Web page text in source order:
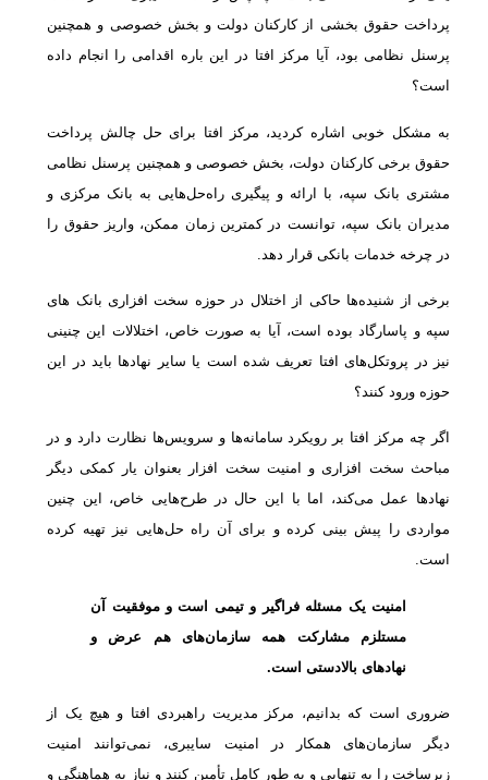
پرداخت حقوق بخشی از کارکنان دولت و بخش خصوصی و همچنین
پرسنل نظامی بود، آیا مرکز افتا در این باره اقدامی را انجام داده
است؟
به مشکل خوبی اشاره کردید، مرکز افتا برای حل چالش پرداخت
حقوق برخی کارکنان دولت، بخش خصوصی و همچنین پرسنل نظامی
مشتری بانک سپه، با ارائه و پیگیری راه‌حل‌هایی به بانک مرکزی و
مدیران بانک سپه، توانست در کمترین زمان ممکن، واریز حقوق را
در چرخه خدمات بانکی قرار دهد.
برخی از شنیده‌ها حاکی از اختلال در حوزه سخت افزاری بانک های
سپه و پاسارگاد بوده است، آیا به صورت خاص، اختلالات این چنینی
نیز در پروتکل‌های افتا تعریف شده است یا سایر نهادها باید در این
حوزه ورود کنند؟
اگر چه مرکز افتا بر رویکرد سامانه‌ها و سرویس‌ها نظارت دارد و در
مباحث سخت افزاری و امنیت سخت افزار بعنوان یار کمکی دیگر
نهادها عمل می‌کند، اما با این حال در طرح‌هایی خاص، این چنین
مواردی را پیش بینی کرده و برای آن راه حل‌هایی نیز تهیه کرده
است.
امنیت یک مسئله فراگیر و تیمی است و موفقیت آن
مستلزم مشارکت همه سازمان‌های هم عرض و
نهادهای بالادستی است.
ضروری است که بدانیم، مرکز مدیریت راهبردی افتا و هیچ یک از
دیگر سازمان‌های همکار در امنیت سایبری، نمی‌توانند امنیت
زیرساخت را به تنهایی و به طور کامل تأمین کنند و نیاز به هماهنگی و